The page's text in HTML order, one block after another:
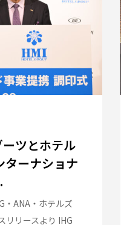
ツとホテル
ターナショナ
・ANA・ホテルズ
リースより IHG